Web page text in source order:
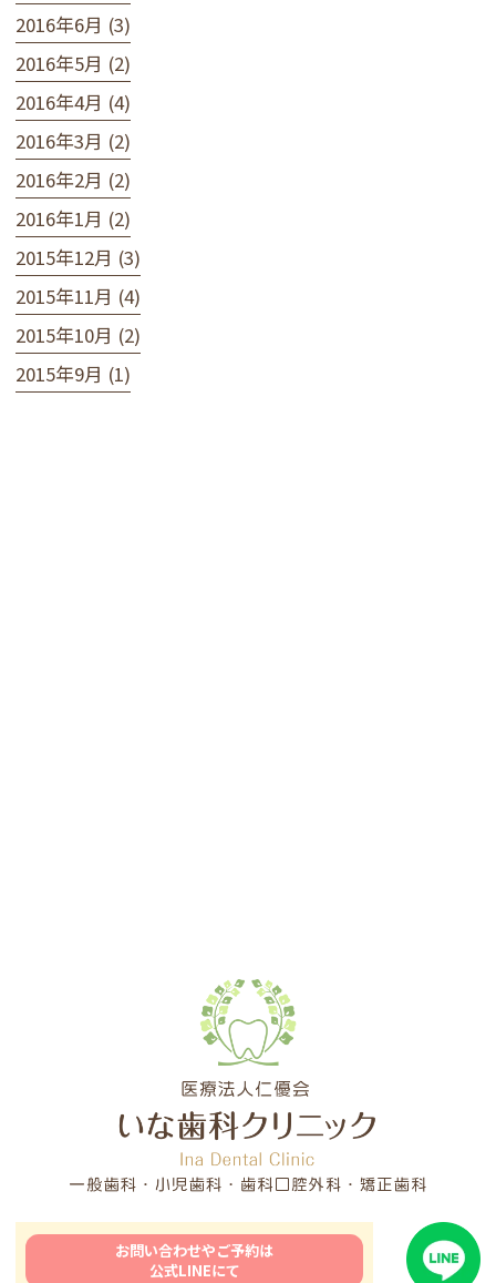
2016年6月 (3)
2016年5月 (2)
2016年4月 (4)
2016年3月 (2)
2016年2月 (2)
2016年1月 (2)
2015年12月 (3)
2015年11月 (4)
2015年10月 (2)
2015年9月 (1)
お問い合わせやご予約は
公式LINEにて